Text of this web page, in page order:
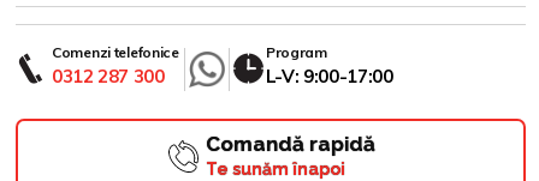
Comenzi telefonice
0312 287 300
Program
L-V: 9:00-17:00
Comandă rapidă
Te sunăm înapoi